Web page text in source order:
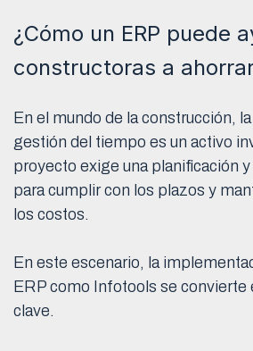
¿Cómo un ERP puede
constructoras a
En el mundo de la construcción,
gestión del tiempo es un activo
proyecto exige una planificación
para cumplir con los plazos y
los costos.
En este escenario, la
ERP como Infotools se convierte
clave.